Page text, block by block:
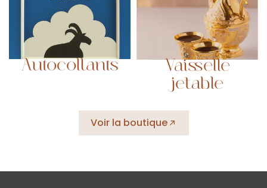
Autocollants
Vaisselle
jetable
Voir la boutique